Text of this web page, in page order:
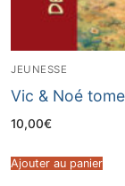
JEUNESSE
Vic & Noé
10,00€
Ajouter au panier